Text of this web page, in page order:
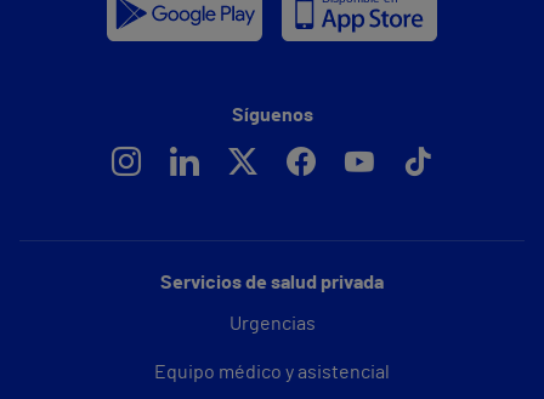
Servicios de salud privada
Urgencias
Equipo médico y asistencial
Síguenos